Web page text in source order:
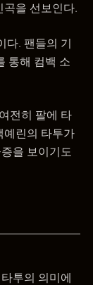
곡을 선보인다.
다. 팬들의 기
통해 컴백 소
전히 팔에 타
예린의 타투가
을 보이기도
투의 의미에